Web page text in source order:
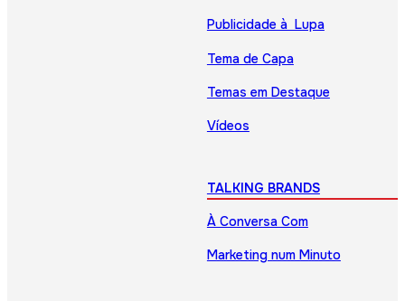
Publicidade à Lupa
Tema de Capa
Temas em Destaque
Vídeos
TALKING BRANDS
À Conversa Com
Marketing num Minuto